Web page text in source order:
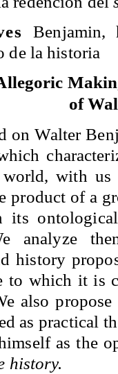
Benjamin,
de la historia
of
on Walter
world, with
product of a
its
analyze
history
to which it is
also
as practical
as the
history.